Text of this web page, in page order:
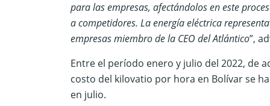
para las empresas, afectándolos en este
a competidores. La energía eléctrica
empresas miembro de la CEO del Atlántico”,
Entre el período enero y julio del 2022, de
costo del kilovatio por hora en Bolívar se
en julio.